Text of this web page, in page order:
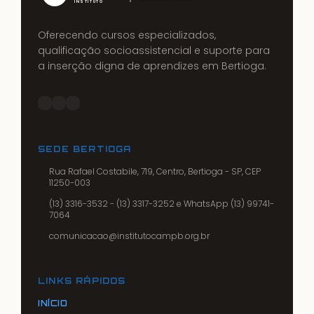
INSTITUTO
Oferecendo cursos especializados,
qualificação socioassistencial e suporte para
a inserção digna de aprendizes em Bertioga.
SEDE BERTIOGA
Rua Rafael Costabile, 719, Centro, Bertioga - SP, CEP
11250-003
(13) 3316-3532 - (13) 3317-3252 e WhatsApp (13) 99741-
7064
comunicacao@institutocampb.org.br
LINKS RÁPIDOS
INÍCIO